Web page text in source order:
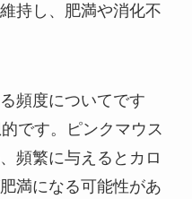
持し、肥満や消化不
頻度についてです
です。ピンクマウス
頻繁に与えるとカロ
満になる可能性があ